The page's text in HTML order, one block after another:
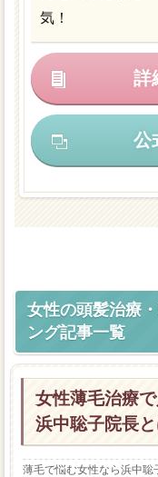
気！
詳
公
女性の頭髪治療
ング記事一覧
女性薄毛治療
浜中聡子院長
薄毛で悩む女性なら浜中